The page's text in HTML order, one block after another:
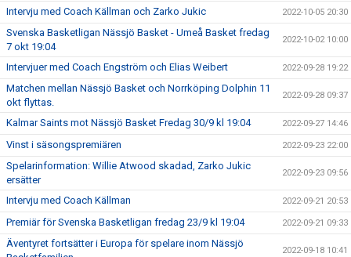
Intervju med Coach Källman och Zarko Jukic 2022-10-05 20:30
Svenska Basketligan Nässjö Basket - Umeå Basket fredag
7 okt 19:04
2022-10-02 10:00
Intervjuer med Coach Engström och Elias Weibert 2022-09-28 19:22
Matchen mellan Nässjö Basket och Norrköping Dolphin 11
okt flyttas.
2022-09-28 09:37
Kalmar Saints mot Nässjö Basket Fredag 30/9 kl 19:04 2022-09-27 14:46
Vinst i säsongspremiären 2022-09-23 22:00
Spelarinformation: Willie Atwood skadad, Zarko Jukic
ersätter
2022-09-23 09:56
Intervju med Coach Källman 2022-09-21 20:53
Premiär för Svenska Basketligan fredag 23/9 kl 19:04 2022-09-21 09:33
Äventyret fortsätter i Europa för spelare inom Nässjö
2022-09-18 10:41